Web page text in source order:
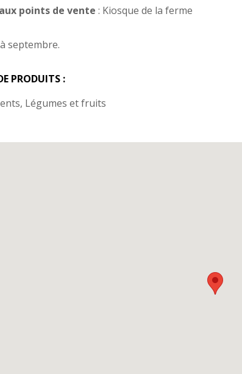
points de vente : Kiosque de la ferme
septembre.
PRODUITS :
Légumes et fruits